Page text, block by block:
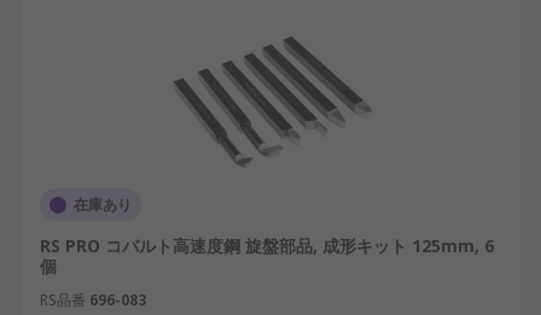
在庫あり
RS PRO コバルト高速度鋼 旋盤部品, 成形キット 125mm, 6
個
RS品番 696-083